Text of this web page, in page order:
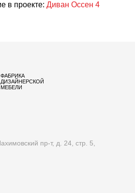
в проекте: Диван Оссен 4
ФАБРИКА
ДИЗАЙНЕРСКОЙ
МЕБЕЛИ
пр-т, д. 24, стр. 5,